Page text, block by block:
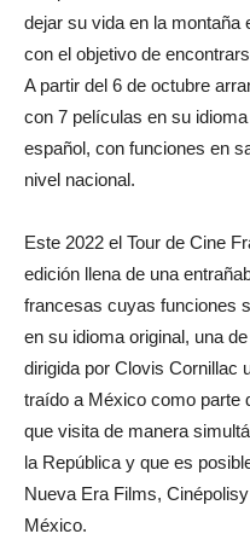
dejar su vida en la montaña
con el objetivo de
A partir del 6 de octubre
con 7 películas en su
español, con funciones en
nivel nacional.
Este 2022 el Tour de Cine
edición llena de una
francesas cuyas funciones
en su idioma original, una
dirigida por Clovis Cornillac
traído a México como parte
que visita de manera
la República y que es
Nueva Era Films,
México.